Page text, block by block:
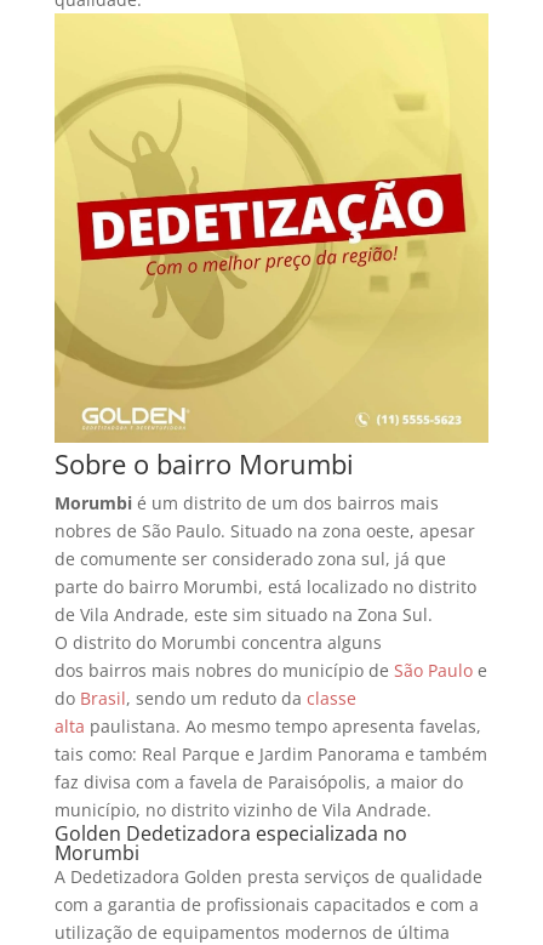
Sobre o bairro Morumbi
Morumbié um distrito de um dos bairros mais
nobres de São Paulo. Situado na zona oeste, apesar
de comumente ser considerado zona sul, já que
parte do bairro Morumbi, está localizado no distrito
de Vila Andrade, este sim situado na Zona Sul.
O distrito do Morumbi concentra alguns
dos bairros mais nobres do município de São Pauloe
do Brasil, sendo um reduto da classe
alta paulistana. Ao mesmo tempo apresenta favelas,
tais como: Real Parque e Jardim Panorama e também
faz divisa com a favela de Paraisópolis, a maior do
município, no distrito vizinho de Vila Andrade.
Golden Dedetizadora especializada no
Morumbi
A Dedetizadora Golden presta serviços de qualidade
com a garantia de profissionais capacitados e com a
utilização de equipamentos modernos de última